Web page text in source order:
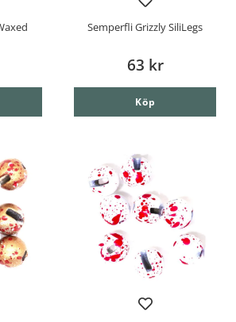
Semperfli Grizzly SiliLegs
63 kr
Köp